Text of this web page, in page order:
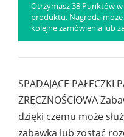
Otrzymasz 38 Punktów
produktu. Nagroda
kolejne zamówienia lub
SPADAJĄCE PAŁECZKI
ZRĘCZNOŚCIOWA
dzięki czemu może
zabawka lub zostać